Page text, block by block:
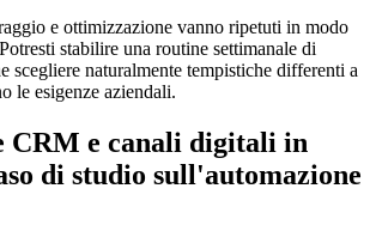
e ottimizzazione vanno ripetuti in modo
stabilire una routine settimanale di
scegliere naturalmente tempistiche differenti a
le esigenze aziendali.
CRM e canali digitali in
di studio sull'automazione